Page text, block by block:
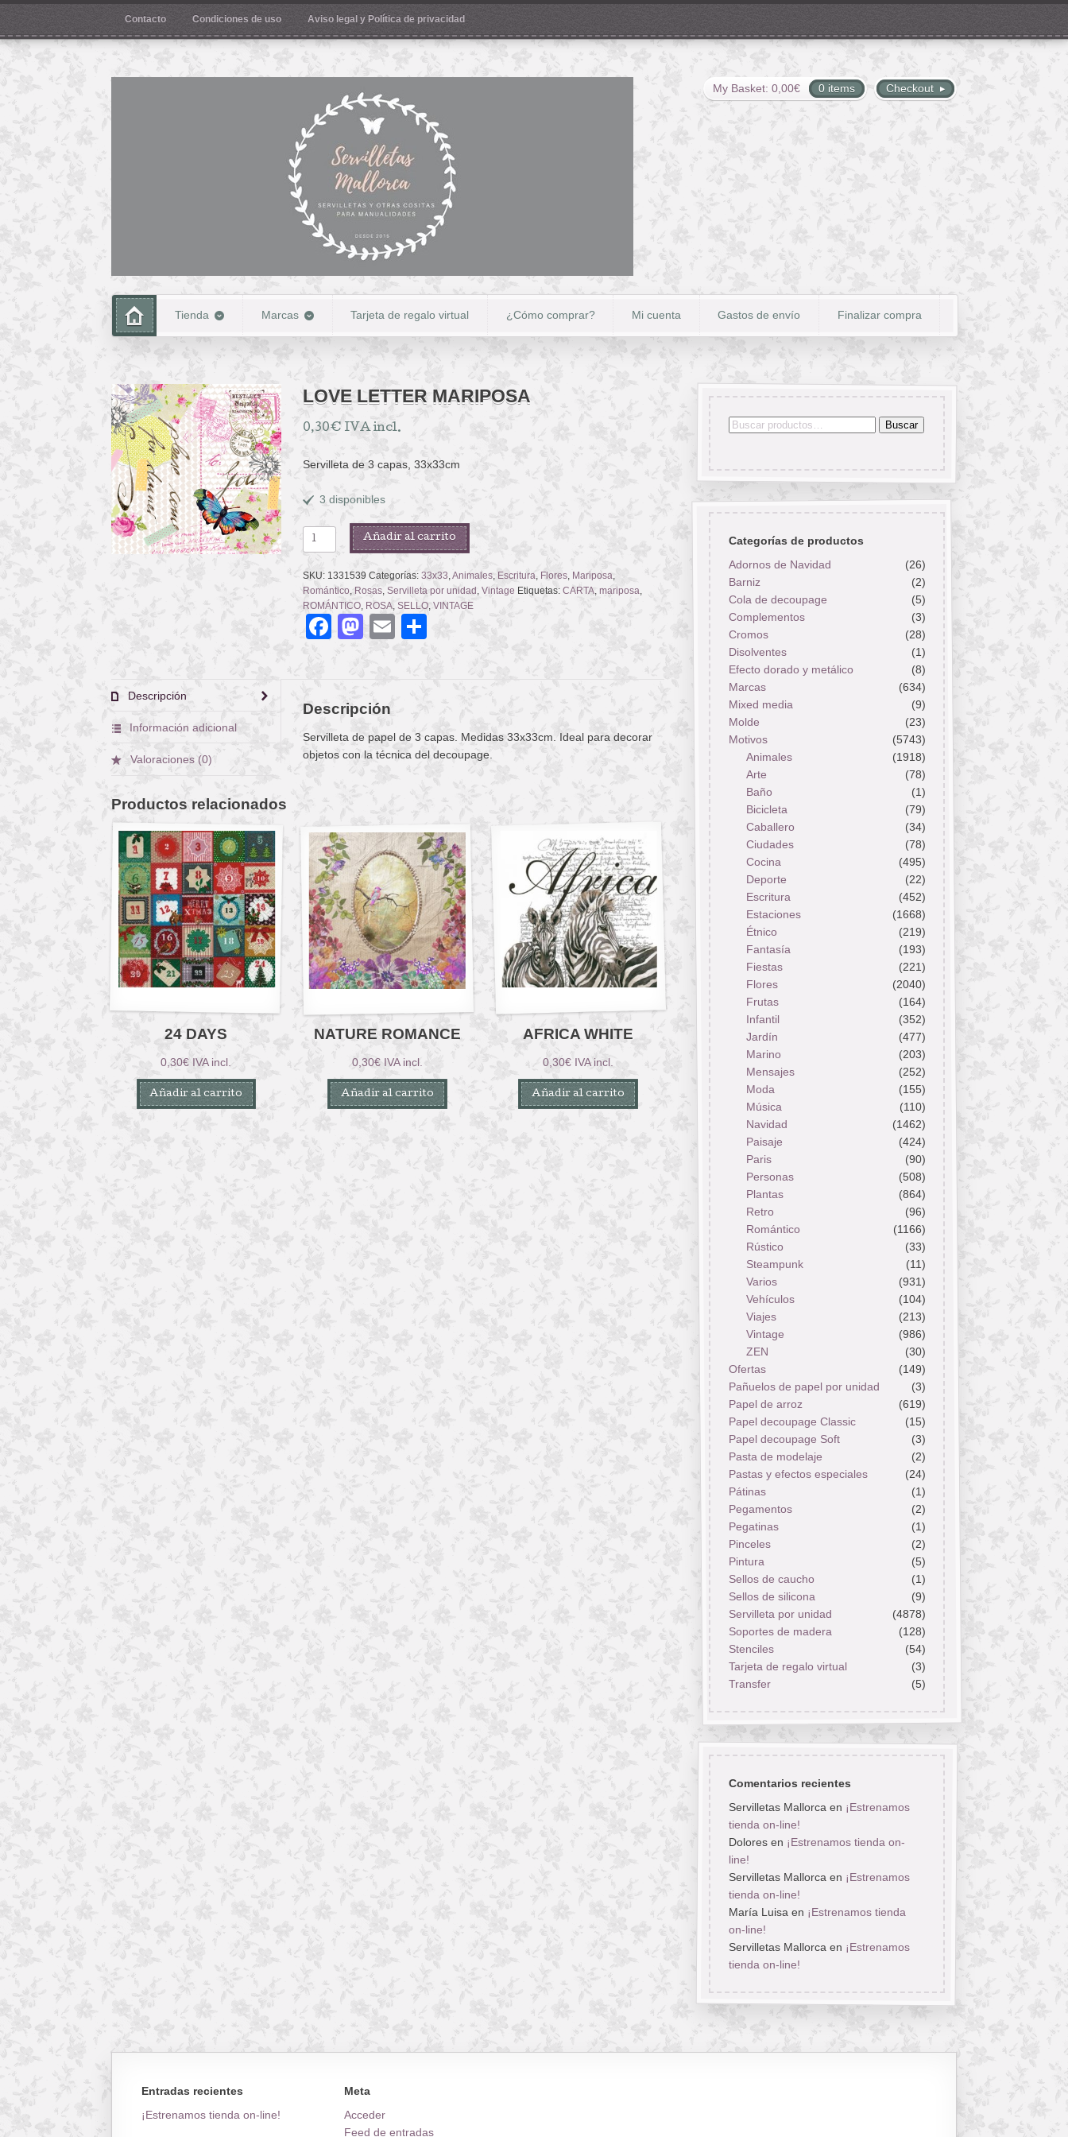
Contacto Condiciones de uso Aviso legal y Política de privacidad
Checkout
My Basket: 0,00€ 0 items
Tienda Marcas Tarjeta de regalo virtual ¿Cómo comprar? Mi cuenta Gastos de envío Finalizar compra
LOVE LETTER MARIPOSA
0,30€ IVA incl.
Servilleta de 3 capas, 33x33cm
3 disponibles
LOVE
LETTER
MARIPOSA
cantidad
Añadir al carrito
SKU: 1331539 Categorías: 33x33 Animales, Escritura Flores, Mariposa
Romántico Rosas, Servilleta por unidad Vintage Etiquetas: CARTA, mariposa
ROMÁNTICO, ROSA, SELLO, VINTAGE
Facebook
Mastodon
EmailCompartir
Descripción
Información adicional
Valoraciones (0)
Descripción
Servilleta de papel de 3 capas. Medidas 33x33cm. Ideal para decorar
objetos con la técnica del decoupage.
Productos relacionados
24 DAYS
0,30€ IVA incl.
Añadir al carrito
NATURE ROMANCE
0,30€ IVA incl.
Añadir al carrito
AFRICA WHITE
0,30€ IVA incl.
Añadir al carrito
Buscar
Buscar
Categorías de productos
Adornos de Navidad
(26)
Barniz
(2)
Cola de decoupage
(5)
Complementos
(3)
Cromos
(28)
Disolventes
(1)
Efecto dorado y metálico
(8)
Marcas
(634)
Mixed media
(9)
Molde
(23)
Motivos
(5743)
Animales
(1918)
Arte
(78)
Baño
(1)
Bicicleta
(79)
Caballero
(34)
Ciudades
(78)
Cocina
(495)
Deporte
(22)
Escritura
(452)
Estaciones
(1668)
Étnico
(219)
Fantasía
(193)
Fiestas
(221)
Flores
(2040)
Frutas
(164)
Infantil
(352)
Jardín
(477)
Marino
(203)
Mensajes
(252)
Moda
(155)
Música
(110)
Navidad
(1462)
Paisaje
(424)
Paris
(90)
Personas
(508)
Plantas
(864)
Retro
(96)
Romántico
(1166)
Rústico
(33)
Steampunk
(11)
Varios
(931)
Vehículos
(104)
Viajes
(213)
Vintage
(986)
ZEN
(30)
Ofertas
(149)
Pañuelos de papel por unidad
(3)
Papel de arroz
(619)
Papel decoupage Classic
(15)
Papel decoupage Soft
(3)
Pasta de modelaje
(2)
Pastas y efectos especiales
(24)
Pátinas
(1)
Pegamentos
(2)
Pegatinas
(1)
Pinceles
(2)
Pintura
(5)
Sellos de caucho
(1)
Sellos de silicona
(9)
Servilleta por unidad
(4878)
Soportes de madera
(128)
Stenciles
(54)
Tarjeta de regalo virtual
(3)
Transfer
(5)
Comentarios recientes
Servilletas Mallorcaen ¡Estrenamos
tienda on-line!
Doloresen ¡Estrenamos tienda on-
line!
Servilletas Mallorcaen ¡Estrenamos
tienda on-line!
María Luisaen ¡Estrenamos tienda
on-line!
Servilletas Mallorcaen ¡Estrenamos
tienda on-line!
Entradas recientes
¡Estrenamos tienda on-line!
Meta
Acceder
Feed de entradas